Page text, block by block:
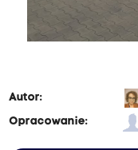
Autor:
Opracowanie: